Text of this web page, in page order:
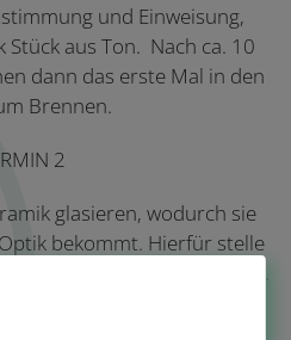
und Einweisung,
aus Ton. Nach ca. 10
dann das erste Mal in den
Brennen.
2
glasieren, wodurch sie
bekommt. Hierfür stelle
zur Verfügung.